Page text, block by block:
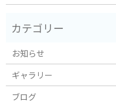
お知らせ
ギャラリー
ブログ